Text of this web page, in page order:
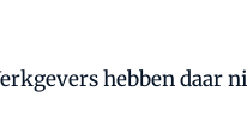
hebben daar